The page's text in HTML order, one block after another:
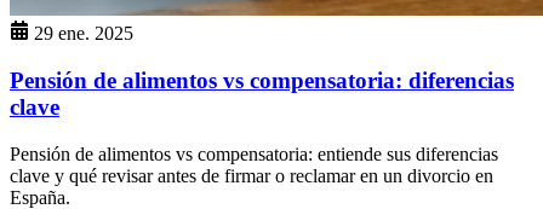
29 ene. 2025
Pensión de alimentos vs compensatoria: diferencias
clave
Pensión de alimentos vs compensatoria: entiende sus diferencias
clave y qué revisar antes de firmar o reclamar en un divorcio en
España.